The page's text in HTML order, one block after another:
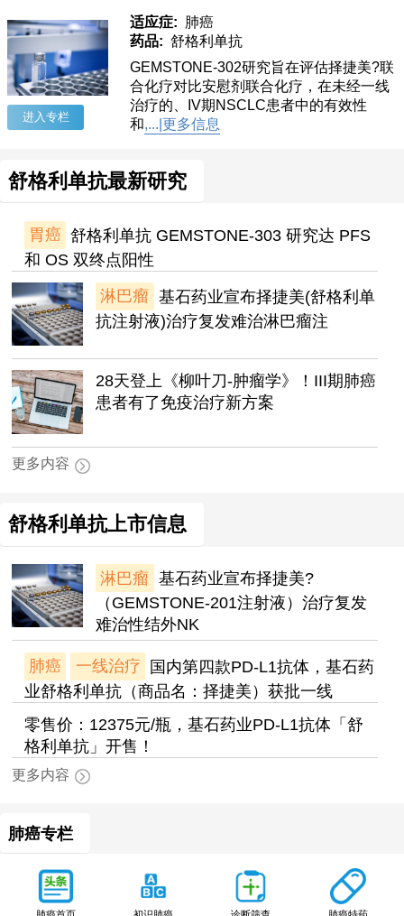
进入专栏
适应症: 肺癌
药品: 舒格利单抗
GEMSTONE-302研究旨在评估择捷美?联
合化疗对比安慰剂联合化疗，在未经一线
治疗的、IV期NSCLC患者中的有效性
和,...|更多信息
舒格利单抗最新研究
胃癌 舒格利单抗 GEMSTONE-303 研究达 PFS
和 OS 双终点阳性
淋巴瘤 基石药业宣布择捷美(舒格利单
抗注射液)治疗复发难治淋巴瘤注
28天登上《柳叶刀-肿瘤学》！III期肺癌
患者有了免疫治疗新方案
更多内容
舒格利单抗上市信息
淋巴瘤 基石药业宣布择捷美?
（GEMSTONE-201注射液）治疗复发
难治性结外NK
肺癌 一线治疗
国内第四款PD-L1抗体，基石药
业舒格利单抗（商品名：择捷美）获批一线
零售价：12375元/瓶，基石药业PD-L1抗体「舒
格利单抗」开售！
更多内容
肺癌专栏